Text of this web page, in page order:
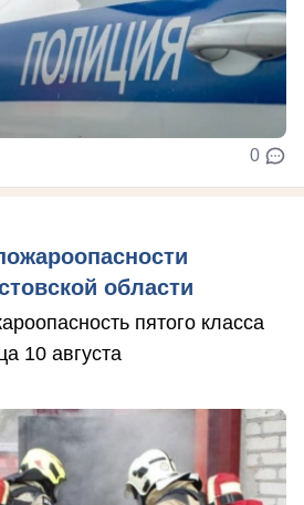
0
области
пятого класса
10 августа